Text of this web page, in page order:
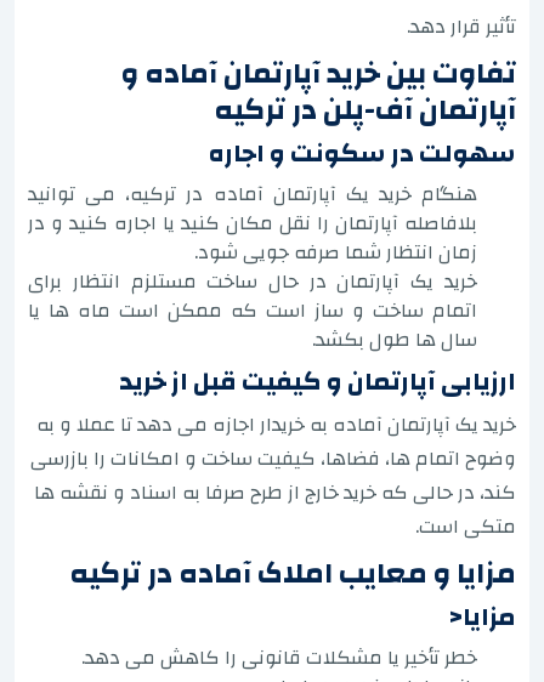
تأثیر قرار دهد.
تفاوت بین خرید آپارتمان آماده و
آپارتمان آف-پلن در ترکیه
سهولت در سکونت و اجاره
هنگام خرید یک آپارتمان آماده در ترکیه، می توانید
بلافاصله آپارتمان را نقل مکان کنید یا اجاره کنید و در
زمان انتظار شما صرفه جویی شود.
خرید یک آپارتمان در حال ساخت مستلزم انتظار برای
اتمام ساخت و ساز است که ممکن است ماه ها یا
سال ها طول بکشد.
ارزیابی آپارتمان و کیفیت قبل از خرید
خرید یک آپارتمان آماده به خریدار اجازه می دهد تا عملا و به
وضوح اتمام ها، فضاها، کیفیت ساخت و امکانات را بازرسی
کند، در حالی که خرید خارج از طرح صرفا به اسناد و نقشه ها
متکی است.
مزایا و معایب املاک آماده در ترکیه
مزایا<
خطر تأخیر یا مشکلات قانونی را کاهش می دهد.